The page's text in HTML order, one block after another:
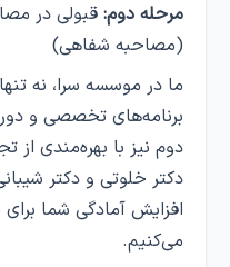
مرحله دوم: قبولی در
(مصاحبه شفاهی)
ما در موسسه سرا، نه
برنامه‌های تخصصی و
دوم نیز با بهره‌مندی
دکتر خلوتی و دکتر
افزایش آمادگی شما
می‌کنیم.